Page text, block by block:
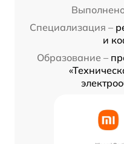
Специализация –
и
Образование –